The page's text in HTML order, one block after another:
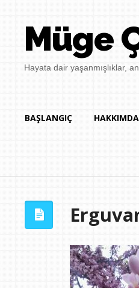
Müge
Hayata dair yaşanmışlıklar,
BAŞLANGIÇ HAKKIMDA